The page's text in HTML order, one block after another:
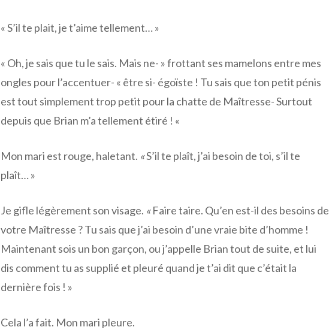
« S’il te plait, je t’aime tellement… »
« Oh, je sais que tu le sais. Mais ne- » frottant ses mamelons entre mes
ongles pour l’accentuer- « être si- égoïste ! Tu sais que ton petit pénis
est tout simplement trop petit pour la chatte de Maîtresse- Surtout
depuis que Brian m’a tellement étiré ! «
Mon mari est rouge, haletant. «S’il te plaît, j’ai besoin de toi, s’il te
plaît… »
Je gifle légèrement son visage. «Faire taire. Qu’en est-il des besoins de
votre Maîtresse ? Tu sais que j’ai besoin d’une vraie bite d’homme !
Maintenant sois un bon garçon, ou j’appelle Brian tout de suite, et lui
dis comment tu as supplié et pleuré quand je t’ai dit que c’était la
dernière fois ! »
Cela l’a fait. Mon mari pleure.